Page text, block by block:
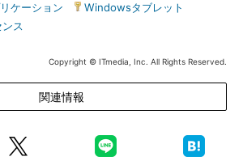
ケーション Windowsタブレット
ス
Copyright © ITmedia, Inc. All Rights Reserved.
関連情報